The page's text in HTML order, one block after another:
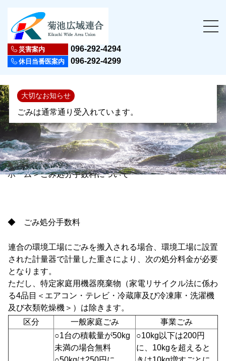
災害案内 096-292-4294
休日当番医案内 096-292-4299
大切なお知らせ
ごみは通常通り受入れています。
ホーム>ごみ処分手数料について
◆ ごみ処分手数料
連合の環境工場にごみを搬入される場合、 環境工場に設置
された計量器で計量した重さにより、 次の処分料金が必要
となります。
ただし、特定家庭用機器廃棄物（家電リサイクル法に係わ
る4品目＜エアコン・テレビ・冷蔵庫及び冷凍庫・洗濯機
及び衣類乾燥機＞）は除きます。
区分
一般家庭ごみ 事業ごみ
○1台の積載量が50kg
未満の場合無料
○10kg以下は200円
に、10kgを超えると